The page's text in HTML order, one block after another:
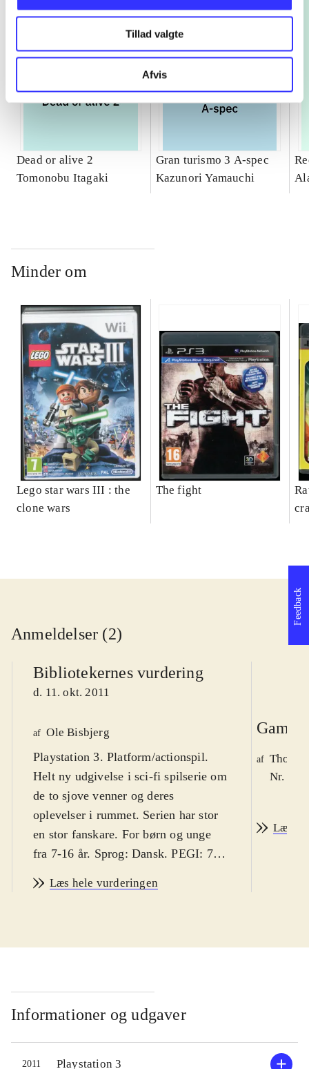
Tillad valgte
Afvis
Dead or alive 2
Tomonobu Itagaki
Gran turismo 3 A-spec
Kazunori Yamauchi
Minder om
Lego star wars III : the
clone wars
The fight
Anmeldelser (2)
Bibliotekernes vurdering
d. 11. okt. 2011
af Ole Bisbjerg
Playstation 3. Platform/actionspil.
Helt ny udgivelse i sci-fi spilserie om
de to sjove venner og deres
oplevelser i rummet. Serien har stor
en stor fanskare. For børn og unge
fra 7-16 år. Sprog: Dansk. PEGI: 7,
skræmmende episoder. Danske børn
Ratchet og Clank tvinges her til at
Quark og endnu værre: med den onde
robot Doctor Nefarius. Ellers kan de
nemlig ikke slippe ud af en ond
monstermaskine. Det er et traditionelt
platformspil med masser af action.
Læs hele vurderingen
Game
af
Nr.
Læs
Informationer og udgaver
2011 Playstation 3
Feedback